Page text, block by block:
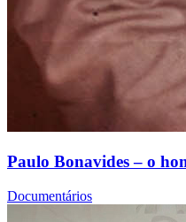
Paulo Bonavides – o
Documentários